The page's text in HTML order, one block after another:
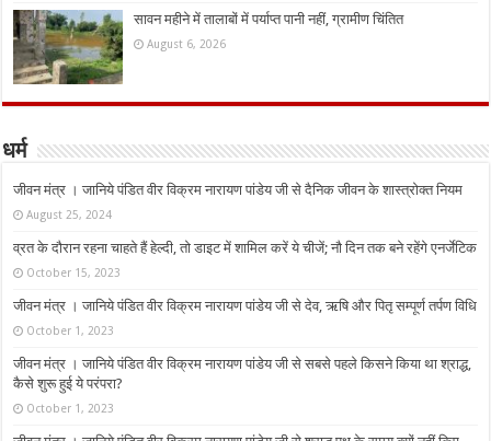
सावन महीने में तालाबों में पर्याप्त पानी नहीं, ग्रामीण चिंतित
August 6, 2026
धर्म
जीवन मंत्र । जानिये पंडित वीर विक्रम नारायण पांडेय जी से दैनिक जीवन के शास्त्रोक्त नियम
August 25, 2024
व्रत के दौरान रहना चाहते हैं हेल्दी, तो डाइट में शामिल करें ये चीजें; नौ दिन तक बने रहेंगे एनर्जेटिक
October 15, 2023
जीवन मंत्र । जानिये पंडित वीर विक्रम नारायण पांडेय जी से देव, ऋषि और पितृ सम्पूर्ण तर्पण विधि
October 1, 2023
जीवन मंत्र । जानिये पंडित वीर विक्रम नारायण पांडेय जी से सबसे पहले किसने किया था श्राद्ध,
कैसे शुरू हुई ये परंपरा?
October 1, 2023